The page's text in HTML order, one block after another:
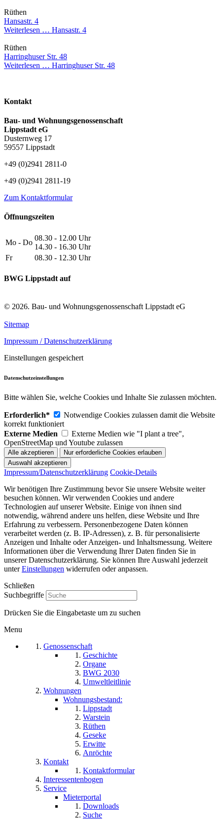
Rüthen
Hansastr. 4
Weiterlesen … Hansastr. 4
Rüthen
Harringhuser Str. 48
Weiterlesen … Harringhuser Str. 48
Kontakt
Bau- und Wohnungsgenossenschaft
Lippstadt eG
Dusternweg 17
59557 Lippstadt
+49 (0)2941 2811-0
+49 (0)2941 2811-19
Zum Kontaktformular
Öffnungszeiten
Mo - Do
08.30 - 12.00 Uhr
14.30 - 16.30 Uhr
Fr
08.30 - 12.30 Uhr
BWG Lippstadt auf
© 2026. Bau- und Wohnungsgenossenschaft Lippstadt eG
Sitemap
Impressum / Datenschutzerklärung
Einstellungen gespeichert
Datenschutzeinstellungen
Bitte wählen Sie, welche Cookies und Inhalte Sie zulassen möchten.
Erforderlich*
Notwendige Cookies zulassen damit die Website
korrekt funktioniert
Externe Medien
Externe Medien wie "I plant a tree",
OpenStreetMap und Youtube zulassen
Impressum/Datenschutzerklärung Cookie-Details
Wir benötigen Ihre Zustimmung bevor Sie unsere Website weiter
besuchen können. Wir verwenden Cookies und andere
Technologien auf unserer Website. Einige von ihnen sind
notwendig, während andere uns helfen, diese Website und Ihre
Erfahrung zu verbessern. Personenbezogene Daten können
verarbeitet werden (z. B. IP-Adressen), z. B. für personalisierte
Anzeigen und Inhalte oder Anzeigen- und Inhaltsmessung. Weitere
Informationen über die Verwendung Ihrer Daten finden Sie in
unserer Datenschutzerklärung. Sie können Ihre Auswahl jederzeit
unterEinstellungen widerrufen oder anpassen.
Schließen
Suchbegriffe
Drücken Sie die Eingabetaste um zu suchen
Menu
Genossenschaft
Geschichte
Organe
BWG 2030
Umweltleitlinie
Wohnungen
Wohnungsbestand:
Lippstadt
Warstein
Rüthen
Geseke
Erwitte
Anröchte
Kontakt
Kontaktformular
Interessentenbogen
Service
Mieterportal
Downloads
Suche